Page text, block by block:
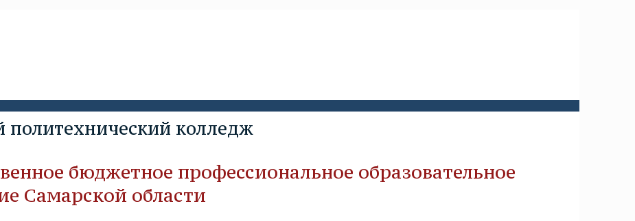
политехничеcкий колледж
бюджетное профессиональное образовательное
Самарской области